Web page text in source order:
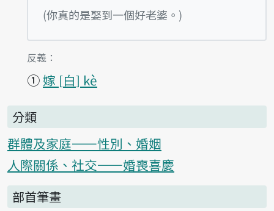
(你真的是娶到一個好老婆。)
第1項釋義的
反義：
① 嫁 白 kè
分類
群體及家庭——性別、婚姻
人際關係、社交——婚喪喜慶
部首筆畫